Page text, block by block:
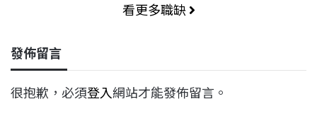
看更多職缺
發佈留言
很抱歉，必須登入網站才能發佈留言。